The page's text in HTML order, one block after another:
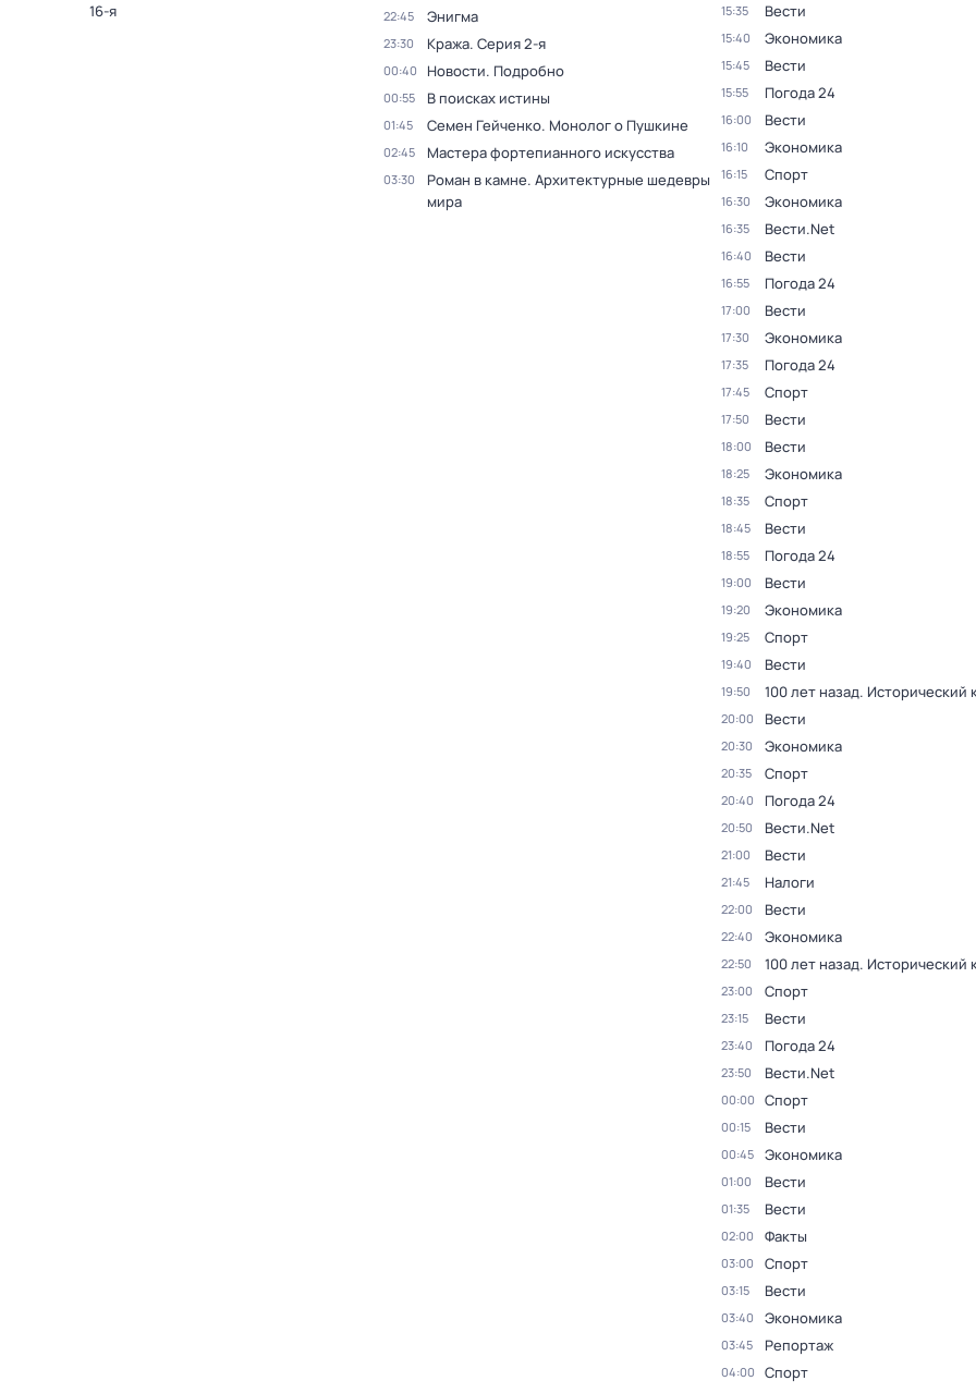
16-я
22:45 Энигма
23:30 Кража. Серия 2-я
00:40 Новости. Подробно
00:55 В поисках истины
01:45 Семен Гейченко. Монолог о Пушкине
02:45 Мастера фортепианного искусства
03:30
Роман в камне. Архитектурные шедевры
мира
15:35 Вести
15:40 Экономика
15:45 Вести
15:55 Погода 24
16:00 Вести
16:10 Экономика
16:15 Спорт
16:30 Экономика
16:35 Вести.Net
16:40 Вести
16:55 Погода 24
17:00 Вести
17:30 Экономика
17:35 Погода 24
17:45 Спорт
17:50 Вести
18:00 Вести
18:25 Экономика
18:35 Спорт
18:45 Вести
18:55 Погода 24
19:00 Вести
19:20 Экономика
19:25 Спорт
19:40 Вести
19:50 100 лет назад. Исторический
20:00 Вести
20:30 Экономика
20:35 Спорт
20:40 Погода 24
20:50 Вести.Net
21:00 Вести
21:45 Налоги
22:00 Вести
22:40 Экономика
22:50 100 лет назад. Исторический
23:00 Спорт
23:15 Вести
23:40 Погода 24
23:50 Вести.Net
00:00 Спорт
00:15 Вести
00:45 Экономика
01:00 Вести
01:35 Вести
02:00 Факты
03:00 Спорт
03:15 Вести
03:40 Экономика
03:45 Репортаж
04:00 Спорт